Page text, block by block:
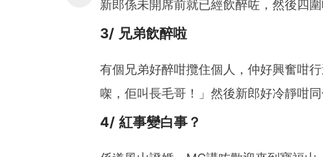
新郎係未開席前就已經飲醉咗，然後四
3/ 兄弟飲醉啦
有個兄弟好醉咁攬住個人，仲好興奮咁
㗎，佢叫長毛哥！」然後新郎好冷靜咁
4/ 紅事變白事？